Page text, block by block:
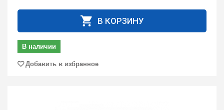
В КОРЗИНУ
В наличии
Добавить в избранное